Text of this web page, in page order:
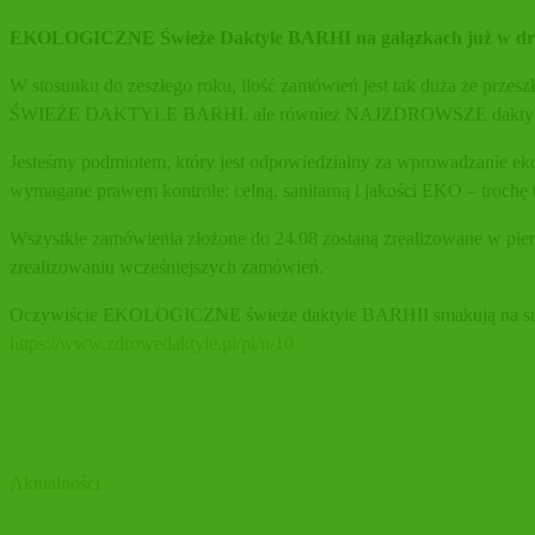
EKOLOGICZNE Świeże Daktyle BARHI na gałązkach już w
W stosunku do zeszłego roku, ilość zamówień jest tak duża że
ŚWIEŻE DAKTYLE BARHI, ale również NAJZDROWSZE
Jesteśmy podmiotem, który jest odpowiedzialny za wprowadzanie
wymagane prawem kontrole: celną, sanitarną i jakości EKO –
Wszystkie zamówienia złożone do 24.08 zostaną zrealizowane w
zrealizowaniu wcześniejszych zamówień.
Oczywiście EKOLOGICZNE świeże daktyle BARHII smakują na
https://www.zdrowedaktyle.pl/pl/n/10
Aktualności